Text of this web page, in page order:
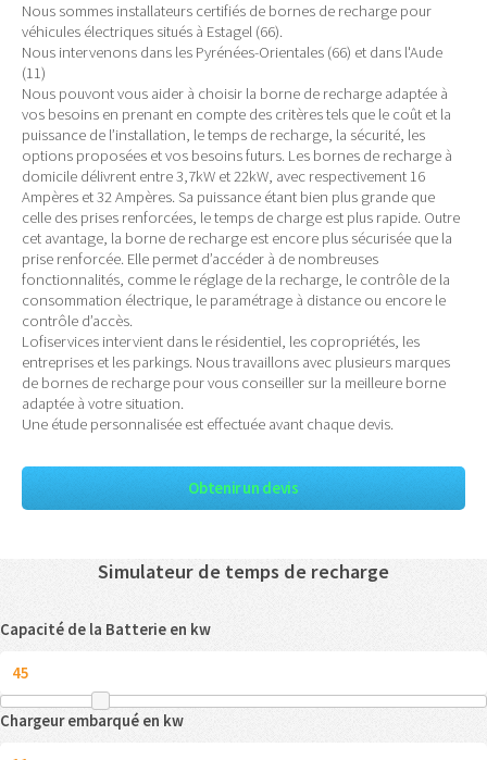
Nous sommes installateurs certifiés de bornes de recharge pour
véhicules électriques situés à Estagel (66).
Nous intervenons dans les Pyrénées-Orientales (66) et dans l'Aude
(11)
Nous pouvont vous aider à choisir la borne de recharge adaptée à
vos besoins en prenant en compte des critères tels que le coût et la
puissance de l’installation, le temps de recharge, la sécurité, les
options proposées et vos besoins futurs. Les bornes de recharge à
domicile délivrent entre 3,7kW et 22kW, avec respectivement 16
Ampères et 32 Ampères. Sa puissance étant bien plus grande que
celle des prises renforcées, le temps de charge est plus rapide. Outre
cet avantage, la borne de recharge est encore plus sécurisée que la
prise renforcée. Elle permet d’accéder à de nombreuses
fonctionnalités, comme le réglage de la recharge, le contrôle de la
consommation électrique, le paramétrage à distance ou encore le
contrôle d’accès.
Lofiservices intervient dans le résidentiel, les copropriétés, les
entreprises et les parkings. Nous travaillons avec plusieurs marques
de bornes de recharge pour vous conseiller sur la meilleure borne
adaptée à votre situation.
Une étude personnalisée est effectuée avant chaque devis.
Obtenir un devis
Simulateur de temps de recharge
Capacité de la Batterie en kw
Chargeur embarqué en kw